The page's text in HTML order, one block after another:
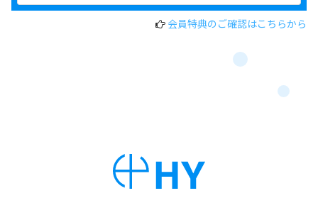
会員特典のご確認はこちらから